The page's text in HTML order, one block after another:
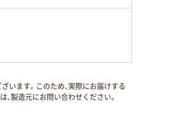
います。このため、実際にお届けする
製造元にお問い合わせください。